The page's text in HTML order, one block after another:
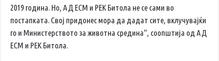
2019 година. Но, АД ЕСМ и РЕК Битола не се сами во
постапката. Свој придонес мора да дадат сите, вклучувајќи
го и Министерството за животна средина“, соопштија од АД
ЕСМ и РЕК Битола.